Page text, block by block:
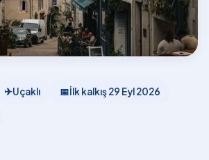
✈Uçaklı 📅İlk kalkış29 Eyl 2026